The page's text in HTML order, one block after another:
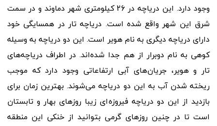
وجود دارد. این دریاچه در 26 کیلومتری شهر دماوند و در سمت
شرق این شهر واقع شده است. دریاچه تار در همسایگی خود
دارای دریاچه دیگری به نام هویر است. این دو دریاچه به وسیله
کوهی به نام دوبرار از هم جدا شدهاند. در اطراف دریاچههای
تار و هویر، جریانهای آبی ارتفاعاتی وجود دارد که موجب
ریخته شدن آب به این دو دریاچه میشوند. بهترین زمان برای
بازدید از این دو دریاچه فیروزهای زیبا روزهای بهار و تابستان
است تا در چنین روزهای گرمی بتوانید از خنکی این منطقه